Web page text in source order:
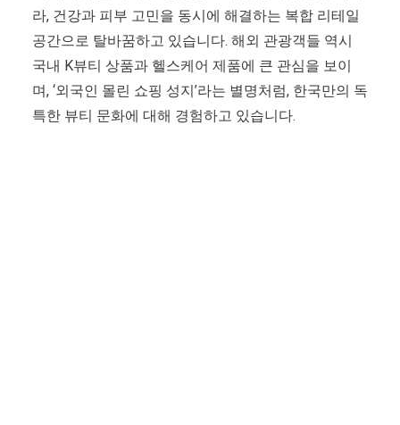
라, 건강과 피부 고민을 동시에 해결하는 복합 리테일
공간으로 탈바꿈하고 있습니다. 해외 관광객들 역시
국내 K뷰티 상품과 헬스케어 제품에 큰 관심을 보이
며, ‘외국인 몰린 쇼핑 성지’라는 별명처럼, 한국만의 독
특한 뷰티 문화에 대해 경험하고 있습니다.